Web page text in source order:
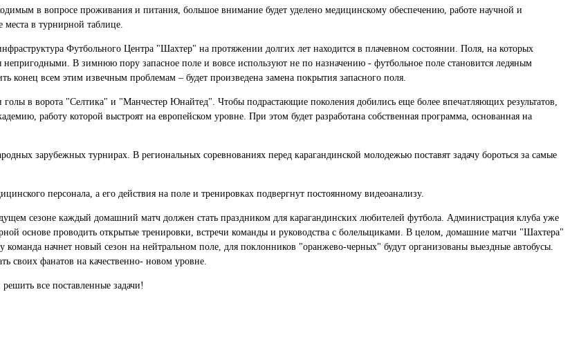
в вопросе проживания и питания, большое внимание будет уделено медицинскому обеспечению, работе научной и
в турнирной таблице.
Футбольного Центра "Шахтер" на протяжении долгих лет находится в плачевном состоянии. Поля, на которых
В зимнюю пору запасное поле и вовсе используют не по назначению - футбольное поле становится ледяным
конец всем этим извечным проблемам – будет произведена замена покрытия запасного поля.
в ворота "Селтика" и "Манчестер Юнайтед". Чтобы подрастающие поколения добились еще более впечатляющих результатов,
работу которой выстроят на европейском уровне. При этом будет разработана собственная программа, основанная на
зарубежных турнирах. В региональных соревнованиях перед карагандинской молодежью поставят задачу бороться за самые
персонала, а его действия на поле и тренировках подвергнут постоянному видеоанализу.
сезоне каждый домашний матч должен стать праздником для карагандинских любителей футбола. Администрация клуба уже
основе проводить открытые тренировки, встречи команды и руководства с болельщиками. В целом, домашние матчи "Шахтера"
начнет новый сезон на нейтральном поле, для поклонников "оранжево-черных" будут организованы выездные автобусы.
своих фанатов на качественно- новом уровне.
все поставленные задачи!